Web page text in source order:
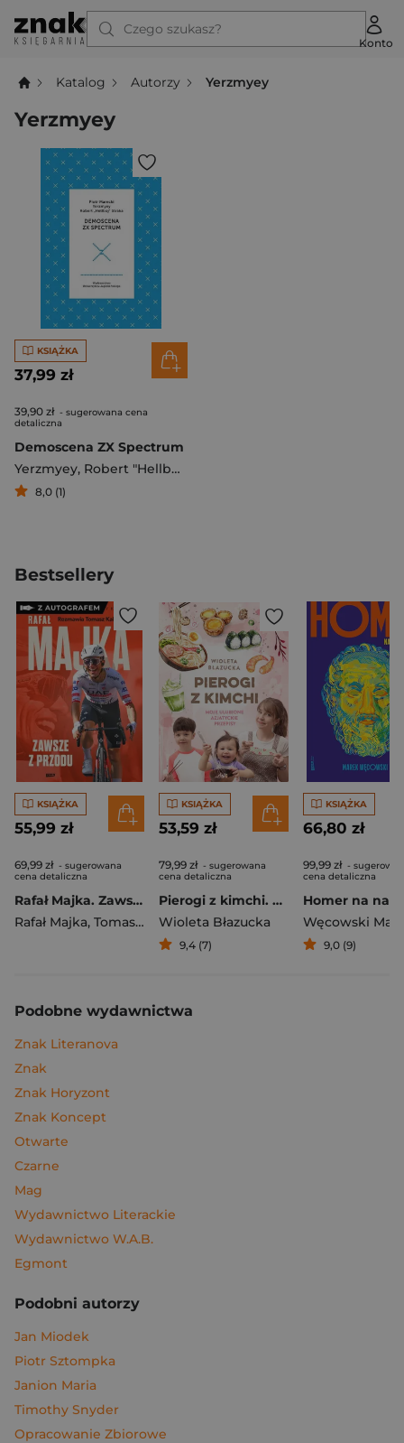
Czego szukasz?
Konto
Katalog Autorzy Yerzmyey
Yerzmyey
KSIĄŻKA
37,99 zł
39,90 zł - sugerowana cena
detaliczna
Demoscena ZX Spectrum
Yerzmyey, Robert "Hellboy" Straka
8,0 (1)
Bestsellery
KSIĄŻKA
55,99 zł
69,99 zł - sugerowana
cena detaliczna
Rafał Majka. Zawsze z przodu. Rozmawia Tomasz Kalemba - książka z autografem
Rafał Majka, Tomasz Kalemba
KSIĄŻKA
53,59 zł
79,99 zł - sugerowana
cena detaliczna
Pierogi z kimchi. Moje ulubione azjatyckie przepisy
Wioleta Błazucka
9,4 (7)
KSIĄŻKA
66,80 zł
99,99 zł -
cena detaliczna
Węcowski
9,0 (9)
Podobne wydawnictwa
Znak Literanova
Znak
Znak Horyzont
Znak Koncept
Otwarte
Czarne
Mag
Wydawnictwo Literackie
Wydawnictwo W.A.B.
Egmont
Podobni autorzy
Jan Miodek
Piotr Sztompka
Janion Maria
Timothy Snyder
Opracowanie Zbiorowe